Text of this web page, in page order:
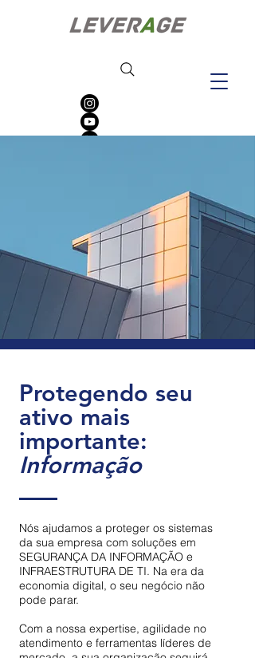
Protegendo seu
ativo mais
importante:
Informação
Nós ajudamos a proteger os sistemas
da sua empresa com soluções em
SEGURANÇA DA INFORMAÇÃO e
INFRAESTRUTURA DE TI. Na era da
economia digital, o seu negócio não
pode parar.
Com a nossa expertise, agilidade no
atendimento e ferramentas líderes de